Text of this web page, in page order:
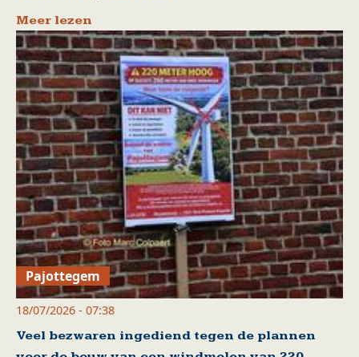
Meer lezen
Pajottegem
18/07/2026 - 07:38
Veel bezwaren ingediend tegen de plannen